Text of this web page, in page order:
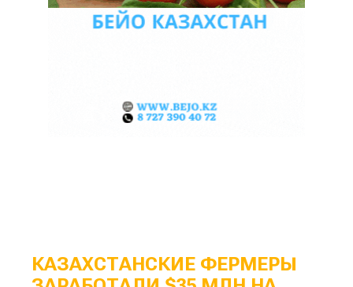
КАЗАХСТАНСКИЕ ФЕРМЕРЫ